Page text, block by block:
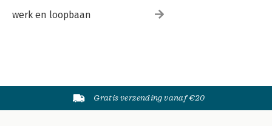
werk en loopbaan
Gratis verzending vanaf €20